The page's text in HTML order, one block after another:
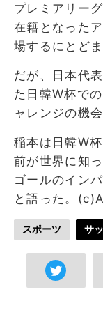
プレミアリー
在籍となった
場するにとどま
だが、日本代
た日韓W杯で
ャレンジの機会
稲本は日韓W
前が世界に知
ゴールのイン
と語った。
スポーツ サ